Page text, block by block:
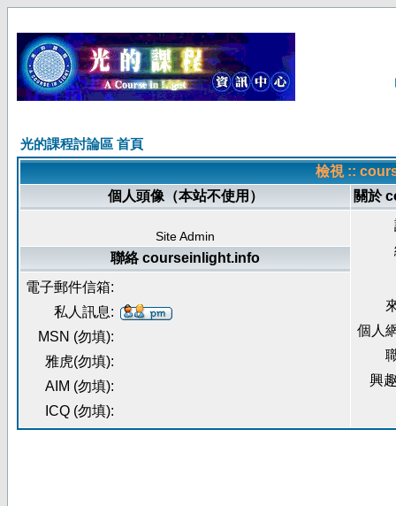
光的課程討論區 首頁
檢視 ::
個人頭像（本站不使用）
關於
Site Admin
個人
興
聯絡 courseinlight.info
電子郵件信箱:
私人訊息:
MSN (勿填):
雅虎(勿填):
AIM (勿填):
ICQ (勿填):